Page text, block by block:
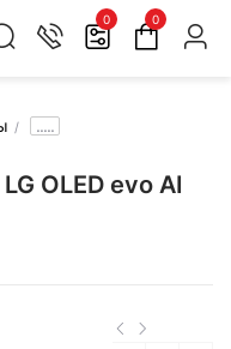
0 0
.....
OLED evo AI